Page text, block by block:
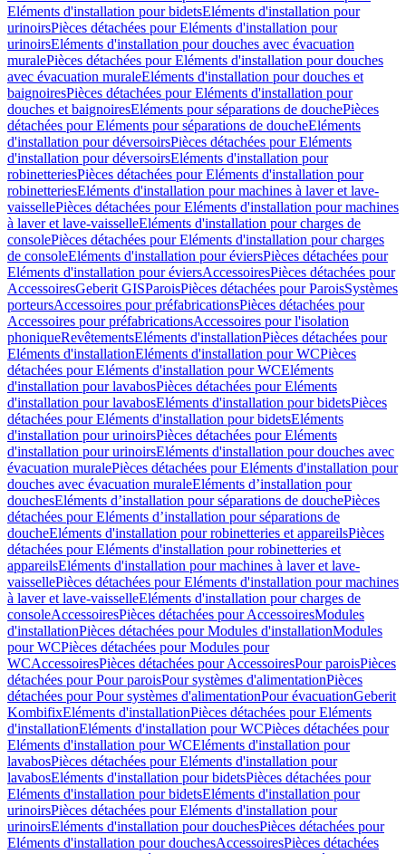
Eléments d'installation pour bidetsEléments d'installation pour
urinoirsPièces détachées pour Eléments d'installation pour
urinoirsEléments d'installation pour douches avec évacuation
muralePièces détachées pour Eléments d'installation pour douches
avec évacuation muraleEléments d'installation pour douches et
baignoiresPièces détachées pour Eléments d'installation pour
douches et baignoiresEléments pour séparations de douchePièces
détachées pour Eléments pour séparations de doucheEléments
d'installation pour déversoirsPièces détachées pour Eléments
d'installation pour déversoirsEléments d'installation pour
robinetteriesPièces détachées pour Eléments d'installation pour
robinetteriesEléments d'installation pour machines à laver et lave-
vaissellePièces détachées pour Eléments d'installation pour machines
à laver et lave-vaisselleEléments d'installation pour charges de
consolePièces détachées pour Eléments d'installation pour charges
de consoleEléments d'installation pour éviersPièces détachées pour
Eléments d'installation pour éviersAccessoiresPièces détachées pour
AccessoiresGeberit GISParoisPièces détachées pour ParoisSystèmes
porteursAccessoires pour préfabricationsPièces détachées pour
Accessoires pour préfabricationsAccessoires pour l'isolation
phoniqueRevêtementsEléments d'installationPièces détachées pour
Eléments d'installationEléments d'installation pour WCPièces
détachées pour Eléments d'installation pour WCEléments
d'installation pour lavabosPièces détachées pour Eléments
d'installation pour lavabosEléments d'installation pour bidetsPièces
détachées pour Eléments d'installation pour bidetsEléments
d'installation pour urinoirsPièces détachées pour Eléments
d'installation pour urinoirsEléments d'installation pour douches avec
évacuation muralePièces détachées pour Eléments d'installation pour
douches avec évacuation muraleEléments d’installation pour
douchesEléments d’installation pour séparations de douchePièces
détachées pour Eléments d’installation pour séparations de
doucheEléments d'installation pour robinetteries et appareilsPièces
détachées pour Eléments d'installation pour robinetteries et
appareilsEléments d'installation pour machines à laver et lave-
vaissellePièces détachées pour Eléments d'installation pour machines
à laver et lave-vaisselleEléments d'installation pour charges de
consoleAccessoiresPièces détachées pour AccessoiresModules
d'installationPièces détachées pour Modules d'installationModules
pour WCPièces détachées pour Modules pour
WCAccessoiresPièces détachées pour AccessoiresPour paroisPièces
détachées pour Pour paroisPour systèmes d'alimentationPièces
détachées pour Pour systèmes d'alimentationPour évacuationGeberit
KombifixEléments d'installationPièces détachées pour Eléments
d'installationEléments d'installation pour WCPièces détachées pour
Eléments d'installation pour WCEléments d'installation pour
lavabosPièces détachées pour Eléments d'installation pour
lavabosEléments d'installation pour bidetsPièces détachées pour
Eléments d'installation pour bidetsEléments d'installation pour
urinoirsPièces détachées pour Eléments d'installation pour
urinoirsEléments d'installation pour douchesPièces détachées pour
Eléments d'installation pour douchesAccessoiresPièces détachées